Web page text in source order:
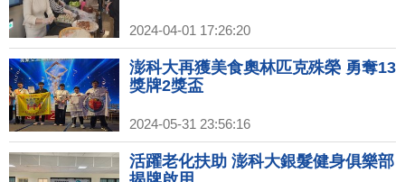
2024-04-01 17:26:20
澎科大再獲美食奧林匹克殊榮 勇奪13
獎牌2獎盃
2024-05-31 23:56:16
活躍老化扶助 澎科大銀髮健身俱樂部